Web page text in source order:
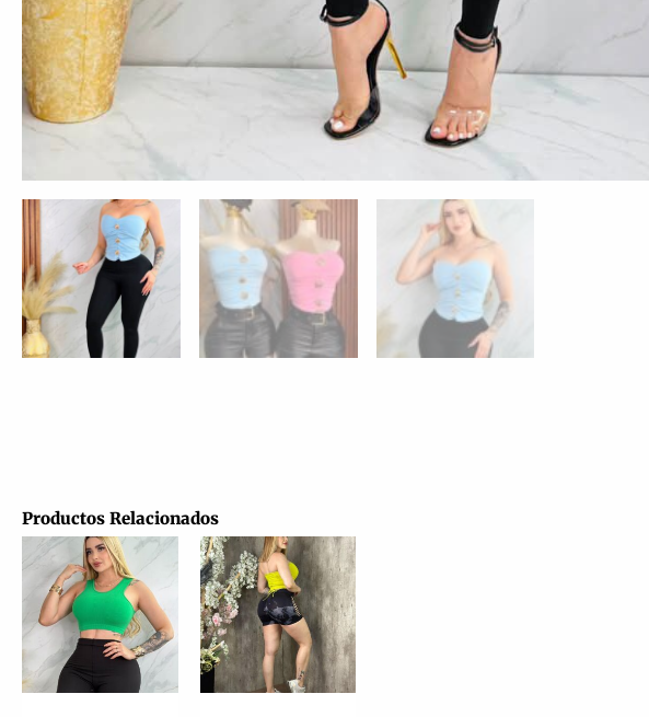
Productos Relacionados